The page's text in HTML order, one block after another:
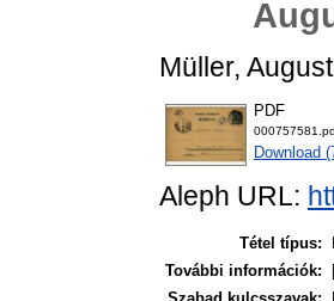
Müller, August
PDF
Download
Aleph URL:
Tétel típus:
További információk: